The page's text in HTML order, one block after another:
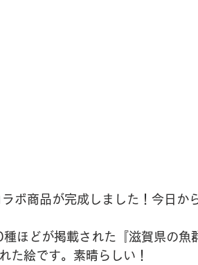
ボ商品が完成しました！今日か
ほどが掲載された『滋賀県の魚
た絵です。素晴らしい！